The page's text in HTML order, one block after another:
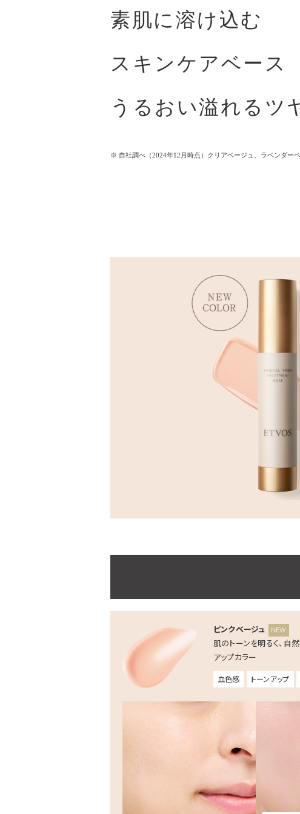
素肌に溶け込む
スキンケアベース
うるおい溢れるツ
※ 自社調べ（2024年12月時点）クリアベージュ、ラベンダー
ピンクベージュ NEW
肌のトーンを明るく、自
アップカラー
血色感 トーンアップ